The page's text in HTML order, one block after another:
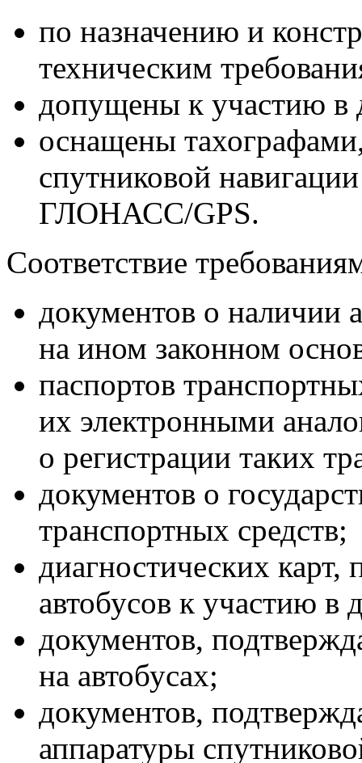
по назначению и
техническим
допущены к участию
оснащены
спутниковой
ГЛОНАСС/GPS.
Соответствие
документов о наличии
на ином законном
паспортов
их электронными
о регистрации таких
документов о
транспортных средств;
диагностических
автобусов к участию
документов,
на автобусах;
документов,
аппаратуры